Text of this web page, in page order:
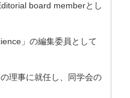
board memberとし
」の編集委員として
理事に就任し、同学会の